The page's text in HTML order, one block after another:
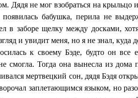
Дядя не мог взобраться на
появилась бабушка, перила не
в заборе щелку между досками,
и увидит меня, но я не знал, куда
к своемуБэде, будто он все
смогла. Тогда она вынесла из
мертвецкий сон, дядя Бэдя
заплетающимся языком, но